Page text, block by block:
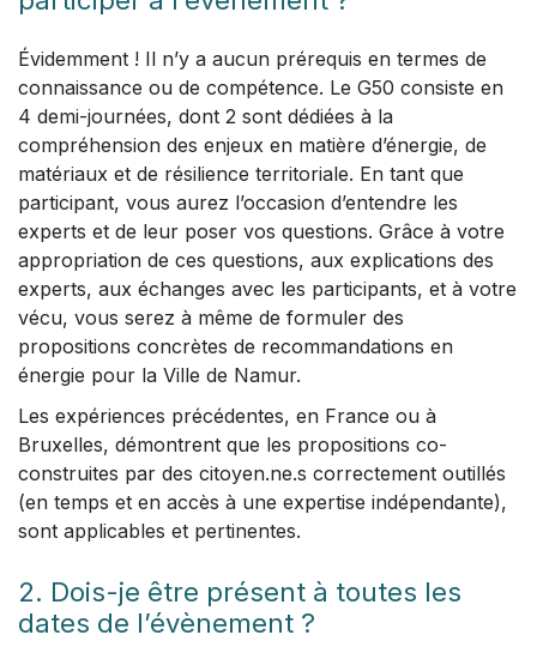
Évidemment ! Il n’y a aucun prérequis en termes de
connaissance ou de compétence. Le G50 consiste en
4 demi-journées, dont 2 sont dédiées à la
compréhension des enjeux en matière d’énergie, de
matériaux et de résilience territoriale. En tant que
participant, vous aurez l’occasion d’entendre les
experts et de leur poser vos questions. Grâce à votre
appropriation de ces questions, aux explications des
experts, aux échanges avec les participants, et à votre
vécu, vous serez à même de formuler des
propositions concrètes de recommandations en
énergie pour la Ville de Namur.
Les expériences précédentes, en France ou à
Bruxelles, démontrent que les propositions co-
construites par des citoyen.ne.s correctement outillés
(en temps et en accès à une expertise indépendante),
sont applicables et pertinentes.
2. Dois-je être présent à toutes les
dates de l’évènement ?